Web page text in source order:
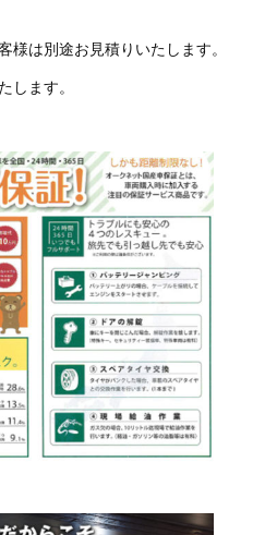
様は別途お見積りいたします。
します。